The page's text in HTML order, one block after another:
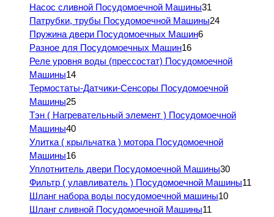
Насос сливной Посудомоечной Машины31
Патрубки, трубы Посудомоечной Машины24
Пружина двери Посудомоечных Машин6
Разное для Посудомоечных Машин16
Реле уровня воды (прессостат) Посудомоечной
Машины14
Термостаты-Датчики-Сенсоры Посудомоечной
Машины25
Тэн ( Нагревательный элемент ) Посудомоечной
Машины40
Улитка ( крыльчатка ) мотора Посудомоечной
Машины16
Уплотнитель двери Посудомоечной Машины30
Фильтр ( улавливатель ) Посудомоечной Машины11
Шланг набора воды посудомоечной машины10
Шланг сливной Посудомоечной Машины11